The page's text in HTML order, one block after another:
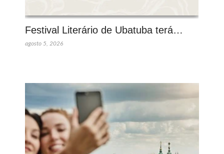
Festival Literário de Ubatuba terá…
agosto 5, 2026